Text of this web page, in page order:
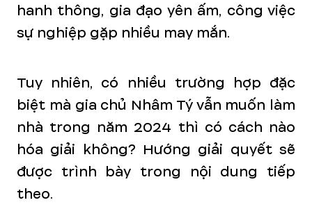
hanh thông, gia đạo yên ấm, công việc
sự nghiệp gặp nhiều may mắn.
Tuy nhiên, có nhiều trường hợp đặc
biệt mà gia chủ Nhâm Tý vẫn muốn làm
nhà trong năm 2024 thì có cách nào
hóa giải không? Hướng giải quyết sẽ
được trình bày trong nội dung tiếp
theo.